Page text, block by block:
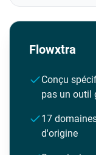
Flowxtra
Conçu
pas un outil
17
d'origine